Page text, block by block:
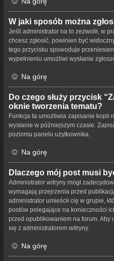
W jaki sposób można
Jeśli administrator na to zezwolił, w
chcesz zgłosić, powinien być
tego przycisku spowoduje
wypełnieniu umożliwi wysłanie
Na górę
Do czego służy przycisk
oknie tworzenia tematu?
Funkcja ta umożliwia zapisanie kopii
wysłanie w późniejszym czasie.
poziomu panelu użytkownika.
Na górę
Dlaczego mój post musi
Administrator witryny mógł
wymagają przejrzenia przed
administrator umieścił cię w grupie,
postów polegające na konieczności
przed opublikowaniem na forum. Aby
się z administratorem witryny.
Na górę